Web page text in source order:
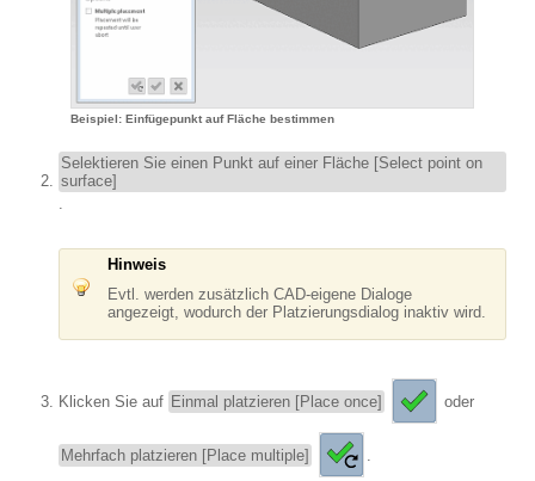
Beispiel: Einfügepunkt auf Fläche bestimmen
Selektieren Sie einen Punkt auf einer Fläche [Select point on
surface]
Hinweis
Evtl. werden zusätzlich CAD-eigene Dialoge
angezeigt, wodurch der Platzierungsdialog inaktiv wird.
Klicken Sie auf Einmal platzieren [Place once] oder
Mehrfach platzieren [Place multiple]